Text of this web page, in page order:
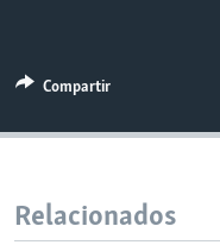
Idiomas
Compartir
Relacionados